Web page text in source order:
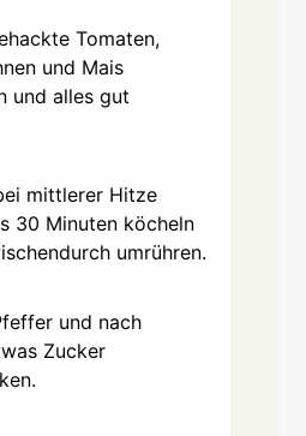
Tomaten,
und Mais
und alles gut
mittlerer Hitze
30 Minuten köcheln
umrühren.
und nach
Zucker